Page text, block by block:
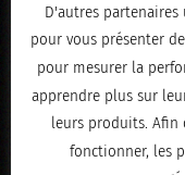
D'autres
pour vous présenter
pour mesurer la
apprendre plus sur
leurs produits. Afin
fonctionner, les